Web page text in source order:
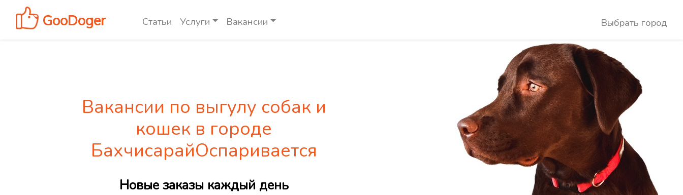
GooDoger Статьи Услуги Вакансии Выбрать город
Вакансии по выгулу собак и
кошек в городе
БахчисарайОспаривается
Новые заказы каждый день